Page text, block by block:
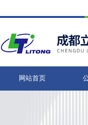
网站首页